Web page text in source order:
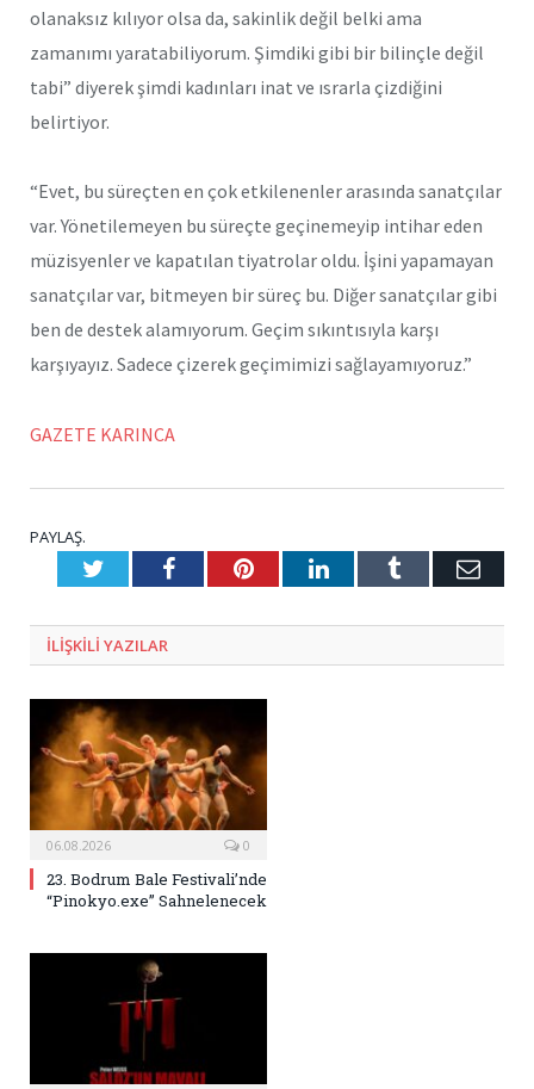
olanaksız kılıyor olsa da, sakinlik değil belki ama
zamanımı yaratabiliyorum. Şimdiki gibi bir bilinçle değil
tabi” diyerek şimdi kadınları inat ve ısrarla çizdiğini
belirtiyor.
“Evet, bu süreçten en çok etkilenenler arasında sanatçılar
var. Yönetilemeyen bu süreçte geçinemeyip intihar eden
müzisyenler ve kapatılan tiyatrolar oldu. İşini yapamayan
sanatçılar var, bitmeyen bir süreç bu. Diğer sanatçılar gibi
ben de destek alamıyorum. Geçim sıkıntısıyla karşı
karşıyayız. Sadece çizerek geçimimizi sağlayamıyoruz.”
GAZETE KARINCA
PAYLAŞ.
TwitterFacebookPinterestLinkedInTumblr E-
ILIŞKILI YAZILAR
06.08.2026 0
23. Bodrum Bale Festivali’nde
“Pinokyo.exe” Sahnelenecek